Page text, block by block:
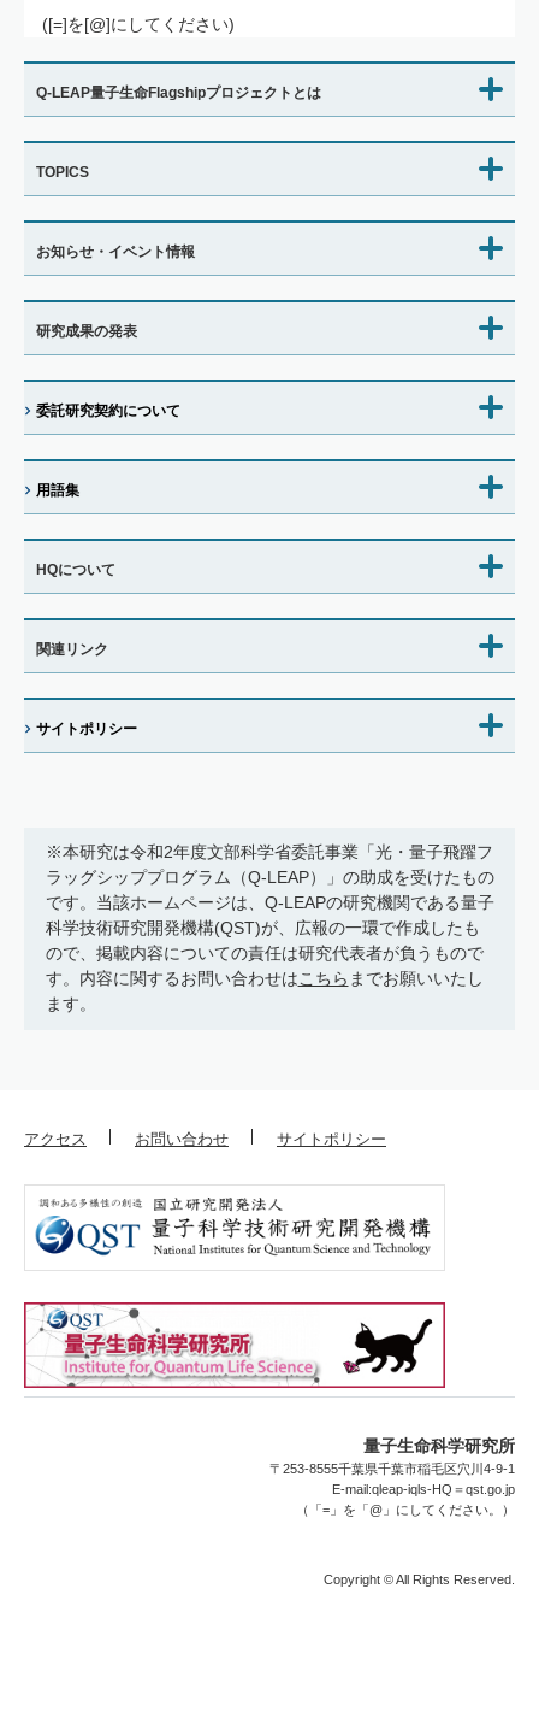
([=]を[@]にしてください)
Q-LEAP量子生命Flagshipプロジェクトとは
TOPICS
お知らせ・イベント情報
研究成果の発表
委託研究契約について
用語集
HQについて
関連リンク
サイトポリシー
※本研究は令和2年度文部科学省委託事業「光・量子飛躍フ
ラッグシッププログラム（Q-LEAP）」の助成を受けたもの
です。当該ホームページは、Q-LEAPの研究機関である量子
科学技術研究開発機構(QST)が、広報の一環で作成したも
ので、掲載内容についての責任は研究代表者が負うもので
す。内容に関するお問い合わせはこちら までお願いいたし
ます。
アクセス お問い合わせ サイトポリシー
量子生命科学研究所
〒253-8555千葉県千葉市稲毛区穴川4-9-1
E-mail:qleap-iqls-HQ＝qst.go.jp
（「=」を「@」にしてください。）
Copyright © All Rights Reserved.